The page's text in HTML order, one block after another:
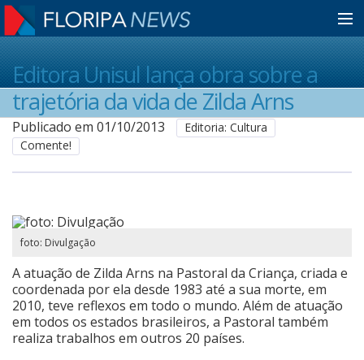
Home
Notícias
Colunistas
Classificados
Guia de Serviços
Anuncie
Editora Unisul lança obra sobre a
trajetória da vida de Zilda Arns
Publicado em 01/10/2013
Editoria: Cultura
Comente!
foto: Divulgação
A atuação de Zilda Arns na Pastoral da Criança, criada e
coordenada por ela desde 1983 até a sua morte, em
2010, teve reflexos em todo o mundo. Além de atuação
em todos os estados brasileiros, a Pastoral também
realiza trabalhos em outros 20 países.